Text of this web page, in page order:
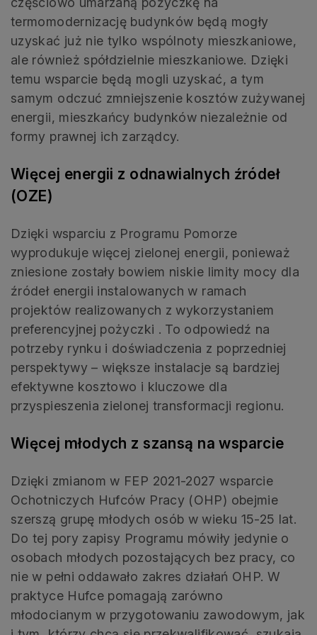
termomodernizację budynków będą mogły
uzyskać już nie tylko wspólnoty mieszkaniowe,
ale również spółdzielnie mieszkaniowe. Dzięki
temu wsparcie będą mogli uzyskać, a tym
samym odczuć zmniejszenie kosztów zużywanej
energii, mieszkańcy budynków niezależnie od
formy prawnej ich zarządcy.
Więcej energii z odnawialnych źródeł
(OZE)
Dzięki wsparciu z Programu Pomorze
wyprodukuje więcej zielonej energii, ponieważ
zniesione zostały bowiem niskie limity mocy dla
źródeł energii instalowanych w ramach
projektów realizowanych z wykorzystaniem
preferencyjnej pożyczki . To odpowiedź na
potrzeby rynku i doświadczenia z poprzedniej
perspektywy – większe instalacje są bardziej
efektywne kosztowo i kluczowe dla
przyspieszenia zielonej transformacji regionu.
Więcej młodych z szansą na wsparcie
Dzięki zmianom w FEP 2021-2027 wsparcie
Ochotniczych Hufców Pracy (OHP) obejmie
szerszą grupę młodych osób w wieku 15-25 lat.
Do tej pory zapisy Programu mówiły jedynie o
osobach młodych pozostających bez pracy, co
nie w pełni oddawało zakres działań OHP. W
praktyce Hufce pomagają zarówno
młodocianym w przygotowaniu zawodowym, jak